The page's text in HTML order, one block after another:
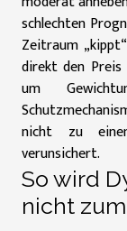
schlechten
Zeitraum
direkt den Preis
um
nicht zu
verunsichert.
So wird
nicht